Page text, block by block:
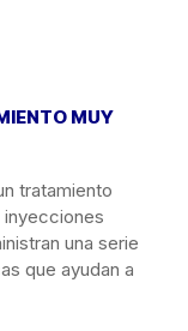
MUY
tratamiento
inyecciones
una serie
que ayudan a